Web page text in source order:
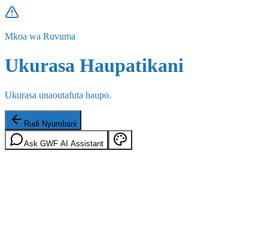
Mkoa wa Ruvuma
Ukurasa Haupatikani
Ukurasa unaoutafuta haupo.
Rudi Nyumbani
Ask GWF AI Assistant